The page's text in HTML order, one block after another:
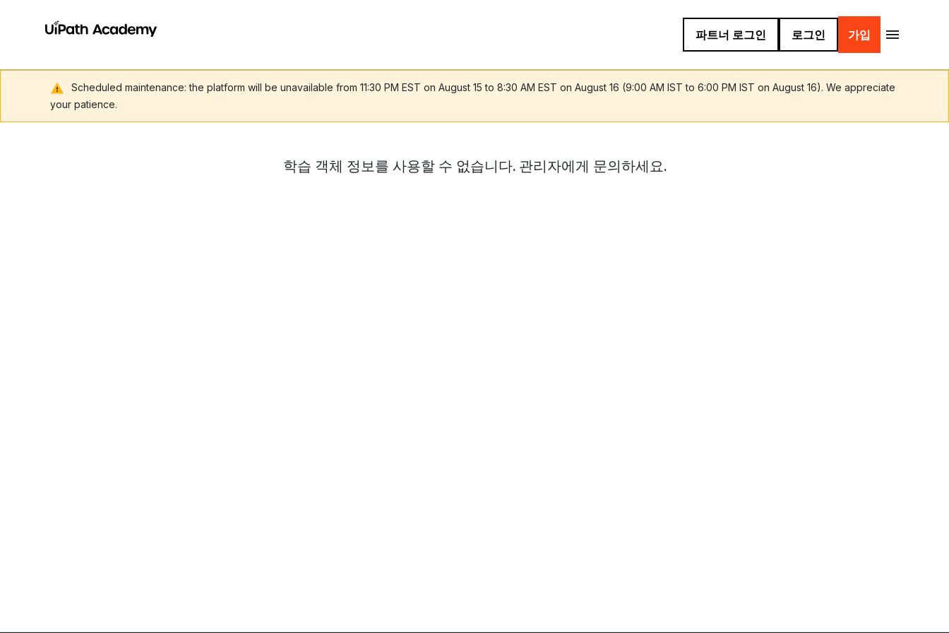
파트너 로그인 로그인 가입
Scheduled maintenance: the platform will be unavailable from 11:30 PM EST on August 15 to 8:30 AM EST on August 16 (9:00 AM IST to 6:00 PM IST on August 16). We appreciate
your patience.
학습 객체 정보를 사용할 수 없습니다. 관리자에게 문의하세요.